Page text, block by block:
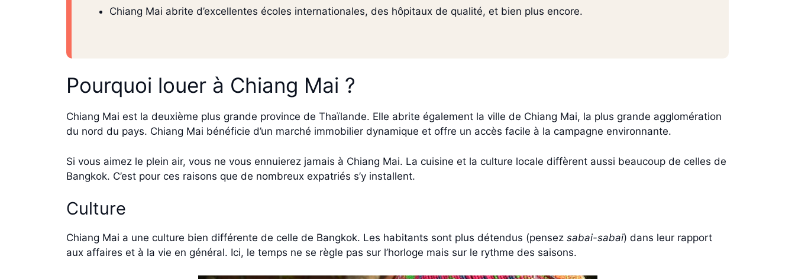
Chiang Mai abrite d’excellentes écoles internationales, des hôpitaux de qualité, et bien plus encore.
Pourquoi louer à Chiang Mai ?
Chiang Mai est la deuxième plus grande province de Thaïlande. Elle abrite également la ville de Chiang Mai, la plus grande agglomération
du nord du pays. Chiang Mai bénéficie d’un marché immobilier dynamique et offre un accès facile à la campagne environnante.
Si vous aimez le plein air, vous ne vous ennuierez jamais à Chiang Mai. La cuisine et la culture locale diffèrent aussi beaucoup de celles de
Bangkok. C’est pour ces raisons que de nombreux expatriés s’y installent.
Culture
Chiang Mai a une culture bien différente de celle de Bangkok. Les habitants sont plus détendus (pensez sabai-sabai) dans leur rapport
aux affaires et à la vie en général. Ici, le temps ne se règle pas sur l’horloge mais sur le rythme des saisons.